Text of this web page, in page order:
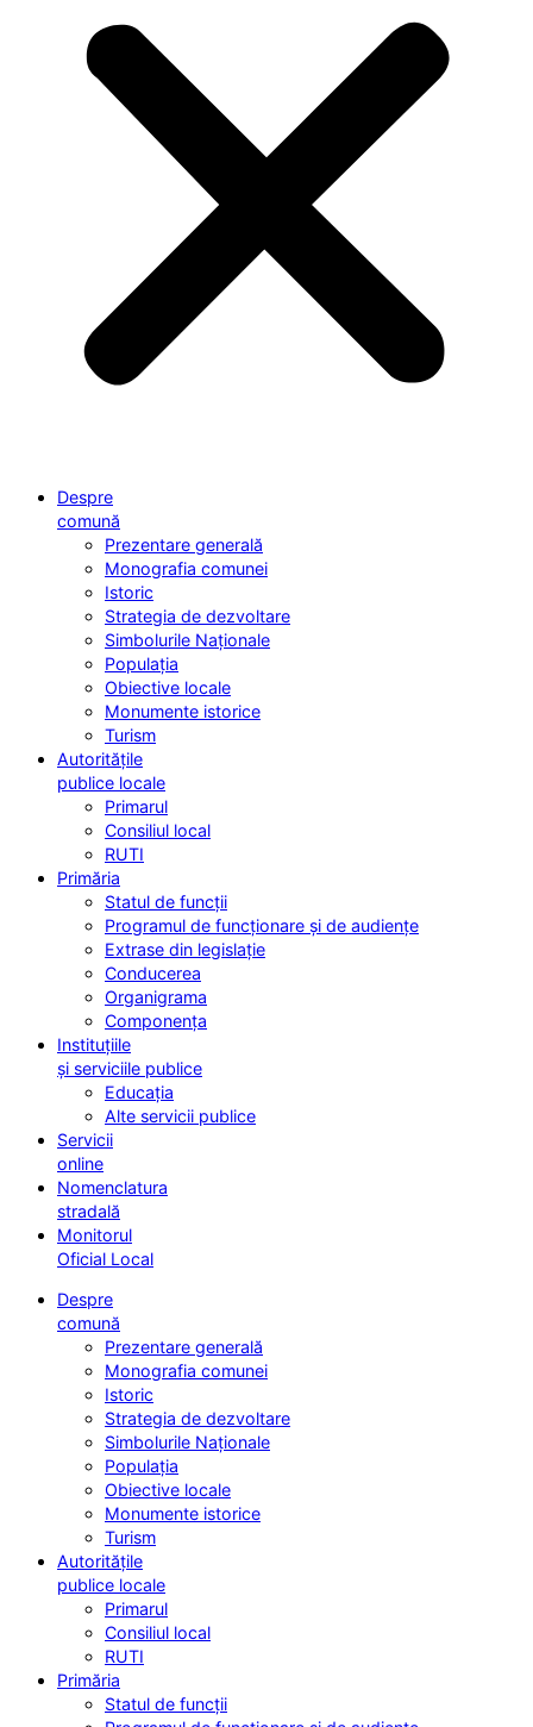
Despre
comună
Prezentare generală
Monografia comunei
Istoric
Strategia de dezvoltare
Simbolurile Naționale
Populația
Obiective locale
Monumente istorice
Turism
Autoritățile
publice locale
Primarul
Consiliul local
RUTI
Primăria
Statul de funcții
Programul de funcționare și de audiențe
Extrase din legislație
Conducerea
Organigrama
Componența
Instituțiile
și serviciile publice
Educația
Alte servicii publice
Servicii
online
Nomenclatura
stradală
Monitorul
Oficial Local
Despre
comună
Prezentare generală
Monografia comunei
Istoric
Strategia de dezvoltare
Simbolurile Naționale
Populația
Obiective locale
Monumente istorice
Turism
Autoritățile
publice locale
Primarul
Consiliul local
RUTI
Primăria
Statul de funcții